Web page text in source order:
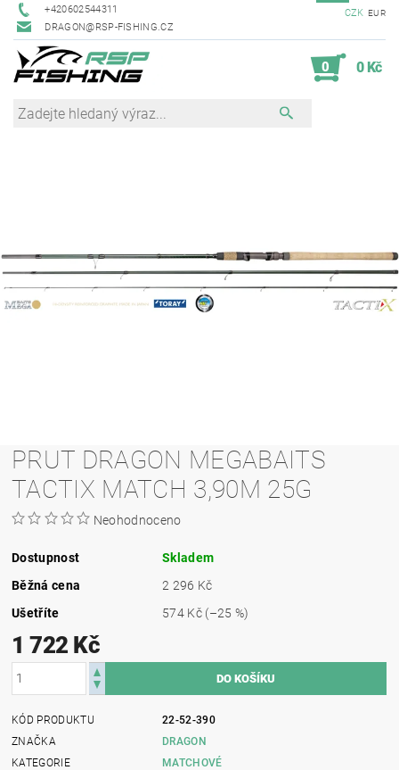
+420602544311
DRAGON@RSP-FISHING.CZ
CZK EUR
0 0 Kč
PRUT DRAGON MEGABAITS
TACTIX MATCH 3,90M 25G
Neohodnoceno
Dostupnost
Skladem
Běžná cena
2 296 Kč
Ušetříte
574 Kč (–25 %)
1 722 Kč
KÓD PRODUKTU
22-52-390
ZNAČKA
DRAGON
KATEGORIE
MATCHOVÉ